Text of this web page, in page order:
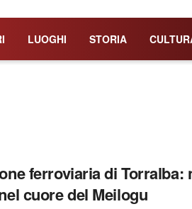
LUOGHI STORIA
ferroviaria di Torralba:
cuore del Meilogu